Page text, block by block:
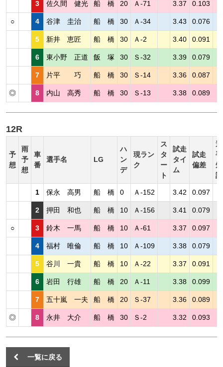
3 佐久間 健光 船 橋 20 Ａ-71 3.37 0.103
○ 4 谷津 圭治 船 橋 30 Ａ-34 3.43 0.076
5 新井 恵匠 船 橋 30 Ａ-2 3.40 0.091
6 東小野 正道 飯 塚 30 Ｓ-32 3.39 0.079
7 片平 巧 船 橋 30 Ｓ-14 3.36 0.087
◎ 8 内山 高秀 船 橋 30 Ｓ-13 3.38 0.089
12R
予
想
雨
予
想
車
番
選手名 LG
ハ
ン
デ
現ラン
ク
ス
タ
ー
ト
試走
タイ
ム
試走
偏差
選
手
短
評
1 保永 高男 船 橋 0 Ａ-152 3.42 0.097
2 押田 和也 船 橋 10 Ａ-156 3.41 0.079
○ 3 鈴木 一馬 船 橋 10 Ａ-61 3.37 0.097
4 福村 唯倫 船 橋 10 Ａ-109 3.38 0.079
5 谷川 一貴 船 橋 10 Ａ-22 3.37 0.091
6 岩田 行雄 船 橋 20 Ａ-11 3.38 0.099
7 五十嵐 一夫 船 橋 20 Ｓ-37 3.36 0.089
◎ 8 永井 大介 船 橋 30 Ｓ-2 3.32 0.093
一覧に戻る